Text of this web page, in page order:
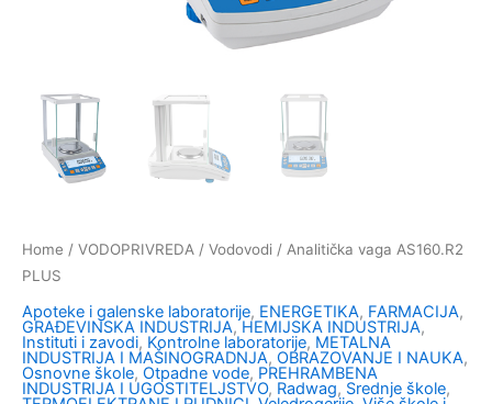
Home / VODOPRIVREDA / Vodovodi / Analitička vaga AS160.R2
PLUS
Apoteke i galenske laboratorije, ENERGETIKA, FARMACIJA,
GRAĐEVINSKA INDUSTRIJA,HEMIJSKA INDUSTRIJA,
Instituti i zavodi, Kontrolne laboratorije, METALNA
INDUSTRIJA I MAŠINOGRADNJA, OBRAZOVANJE I NAUKA,
Osnovne škole, Otpadne vode, PREHRAMBENA
INDUSTRIJA I UGOSTITELJSTVO, Radwag, Srednje škole,